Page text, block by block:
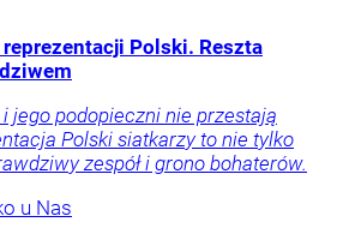
reprezentacji Polski. Reszta
jego podopieczni nie przestają
Polski siatkarzy to nie tylko
zespół i grono bohaterów.
u Nas